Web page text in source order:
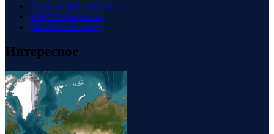
Telegram 88k Followers
RSS 23k Followers
VK 23k Followers
Интересное